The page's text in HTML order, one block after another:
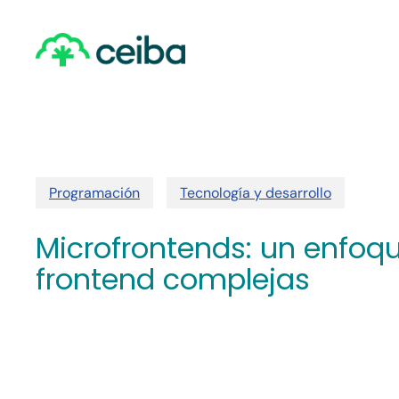
content
Programación Tecnología y desarrollo
Microfrontends: un
frontend complejas